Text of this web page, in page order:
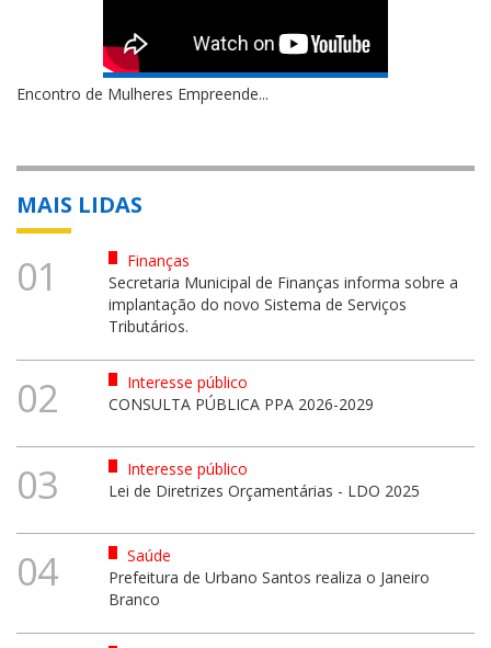
Encontro de Mulheres Empreende...
MAIS LIDAS
01
Finanças
Secretaria Municipal de Finanças informa sobre a
implantação do novo Sistema de Serviços
Tributários.
02
Interesse público
CONSULTA PÚBLICA PPA 2026-2029
03
Interesse público
Lei de Diretrizes Orçamentárias - LDO 2025
04
Saúde
Prefeitura de Urbano Santos realiza o Janeiro
Branco